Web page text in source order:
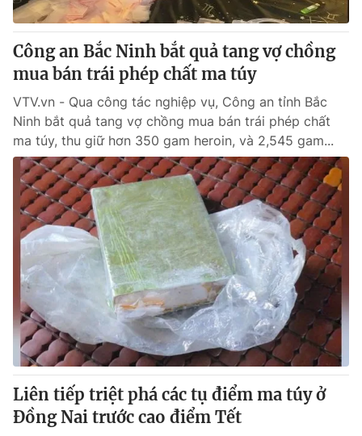
VTV9 VTV8
Liên hệ tòa soạn English
THỜI BÁO VTV
Theo dõi báo trên
Cơ quan chủ quản:Đài Truyền hình Việt Nam
Cơ quan báo chí: Thời báo VTV
Giấy phép hoạt động báo in và báo điện tử số 483/GP-BTTTT
cấp ngày 29/12/2023
Tổng Biên tập:Vũ Thanh Thủy
Phó Tổng Biên tập:Nguyễn Thị Mỹ Hạnh, Phạm Quốc Thắng,
Nguyễn Trọng Ninh
Tổng đài VTV:
024.38 355 931 - 024.38 355 932
Ðiện thoại Thời báo VTV:
Công an Bắc Ninh bắt quả tang vợ chồng
mua bán trái phép chất ma túy
VTV.vn - Qua công tác nghiệp vụ, Công an tỉnh Bắc
Ninh bắt quả tang vợ chồng mua bán trái phép chất
ma túy, thu giữ hơn 350 gam heroin, và 2,545 gam...
Liên tiếp triệt phá các tụ điểm ma túy ở
Đồng Nai trước cao điểm Tết